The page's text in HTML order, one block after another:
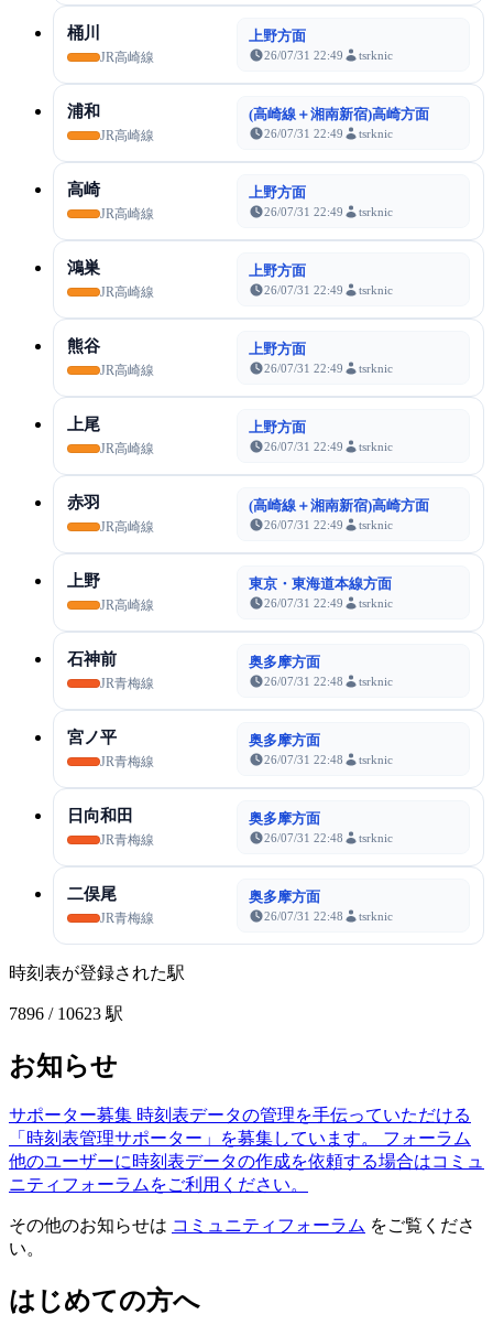
桶川
JR高崎線
上野方面
26/07/31 22:49 tsrknic
浦和
JR高崎線
(高崎線＋湘南新宿)高崎方面
26/07/31 22:49 tsrknic
高崎
JR高崎線
上野方面
26/07/31 22:49 tsrknic
鴻巣
JR高崎線
上野方面
26/07/31 22:49 tsrknic
熊谷
JR高崎線
上野方面
26/07/31 22:49 tsrknic
上尾
JR高崎線
上野方面
26/07/31 22:49 tsrknic
赤羽
JR高崎線
(高崎線＋湘南新宿)高崎方面
26/07/31 22:49 tsrknic
上野
JR高崎線
東京・東海道本線方面
26/07/31 22:49 tsrknic
石神前
JR青梅線
奥多摩方面
26/07/31 22:48 tsrknic
宮ノ平
JR青梅線
奥多摩方面
26/07/31 22:48 tsrknic
日向和田
JR青梅線
奥多摩方面
26/07/31 22:48 tsrknic
二俣尾
JR青梅線
奥多摩方面
26/07/31 22:48 tsrknic
時刻表が登録された駅
7896 / 10623 駅
お知らせ
サポーター募集 時刻表データの管理を手伝っていただける
「時刻表管理サポーター」を募集しています。
フォーラム
他のユーザーに時刻表データの作成を依頼する場合はコミュ
ニティフォーラムをご利用ください。
その他のお知らせは コミュニティフォーラム をご覧くださ
い。
はじめての方へ